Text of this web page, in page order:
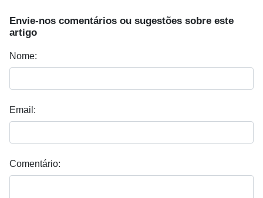
Envie-nos comentários ou sugestões sobre este
artigo
Nome:
Email:
Comentário: